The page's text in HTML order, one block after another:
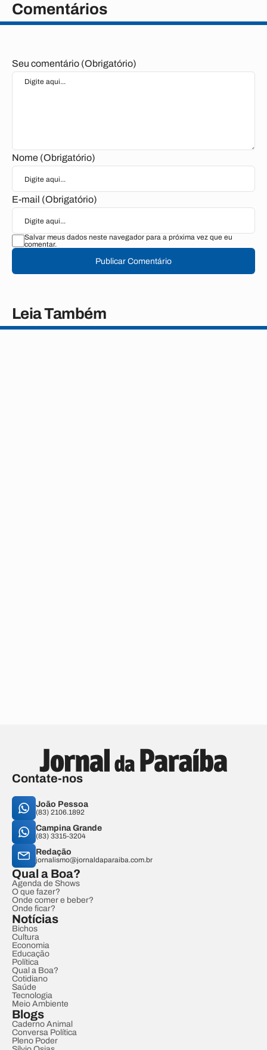
Comentários
Seu comentário (Obrigatório)
Nome (Obrigatório)
E-mail (Obrigatório)
Salvar meus dados neste navegador para a próxima vez que eu
comentar.
Publicar Comentário
Leia Também
Contate-nos
João Pessoa
(83) 2106.1892
Campina Grande
(83) 3315-3204
Redação
jornalismo@jornaldaparaiba.com.br
Qual a Boa?
Agenda de Shows
O que fazer?
Onde comer e beber?
Onde ficar?
Notícias
Bichos
Cultura
Economia
Educação
Política
Qual a Boa?
Cotidiano
Saúde
Tecnologia
Meio Ambiente
Blogs
Caderno Animal
Conversa Política
Pleno Poder